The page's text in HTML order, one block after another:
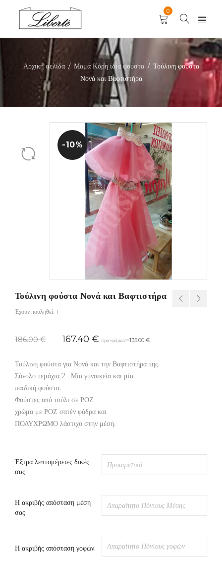
0
Αρχική σελίδα / Μαμά Κόρη ίδια φούστα / Τούλινη φούστα
Νονά και Βαφτιστήρα
-10%
Τούλινη φούστα Νονά και Βαφτιστήρα
Έχουν πουληθεί: 1
186.00€ 167.40 € προ-φόρων>135.00 €
Τούλινη φούστα για Νονά και την Βαφτιστήρα της.
Σύνολο τεμάχια 2 . Μία γυναικεία και μία
παιδική φούστα.
Φούστες από τούλι σε ΡΟΖ
χρώμα με ΡΟΖ σατέν φόδρα και
ΠΟΛΥΧΡΩΜΟ λάστιχο στην μέση.
Έξτρα λεπτομέρειες δικές
σας:
Η ακριβής απόσταση μέση
σας:
Η ακριβής απόσταση γοφών: